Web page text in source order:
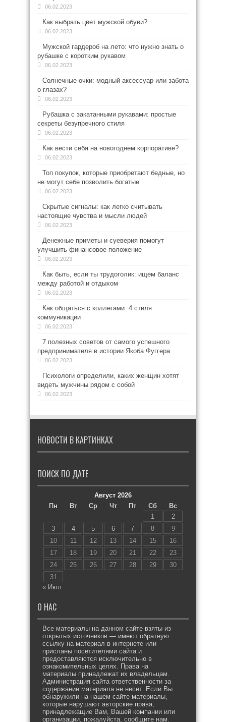
06.02.2023
Как выбрать цвет мужской обуви?
06.02.2023
Мужской гардероб на лето: что нужно знать о
рубашке с коротким рукавом
06.02.2023
Солнечные очки: модный аксессуар или забота
о глазах?
06.02.2023
Рубашка с закатанными рукавами: простые
секреты безупречного стиля
06.02.2023
Как вести себя на новогоднем корпоративе?
06.02.2023
Топ покупок, которые приобретают бедные, но
не могут себе позволить богатые
06.02.2023
Скрытые сигналы: как легко считывать
настоящие чувства и мысли людей
06.02.2023
Денежные приметы и суеверия помогут
улучшить финансовое положение
06.02.2023
Как быть, если ты трудоголик: ищем баланс
между работой и отдыхом
06.02.2023
Как общаться с коллегами: 4 стиля
коммуникации
06.02.2023
7 полезных советов от самого успешного
предпринимателя в истории Якоба Фуггера
06.02.2023
Психологи определили, каких женщин хотят
видеть мужчины рядом с собой
06.02.2023
НОВОСТИ В КАРТИНКАХ
ПОИСК ПО ДАТЕ
Август 2026
Пн
Вт Ср Чт Пт Сб
Вс
1
2
3
4 5 6 7 8
9
10
11 12 13 14 15
16
17
18 19 20 21 22
23
24
25 26 27 28 29
30
31
« Июл
О НАС
Все материалы на данном сайте взяты из
открытых источников — имеют обратную
ссылку на материал в интернете или
присланы посетителями сайта и
предоставляются исключительно в
ознакомительных целях. Права на
материалы принадлежат их владельцам.
Администрация сайта ответственности за
содержание материала не несет. Если Вы
обнаружили на нашем сайте материалы,
которые нарушают авторские права,
принадлежащие Вам, Вашей компании или
организации, пожалуйста, сообщите нам.